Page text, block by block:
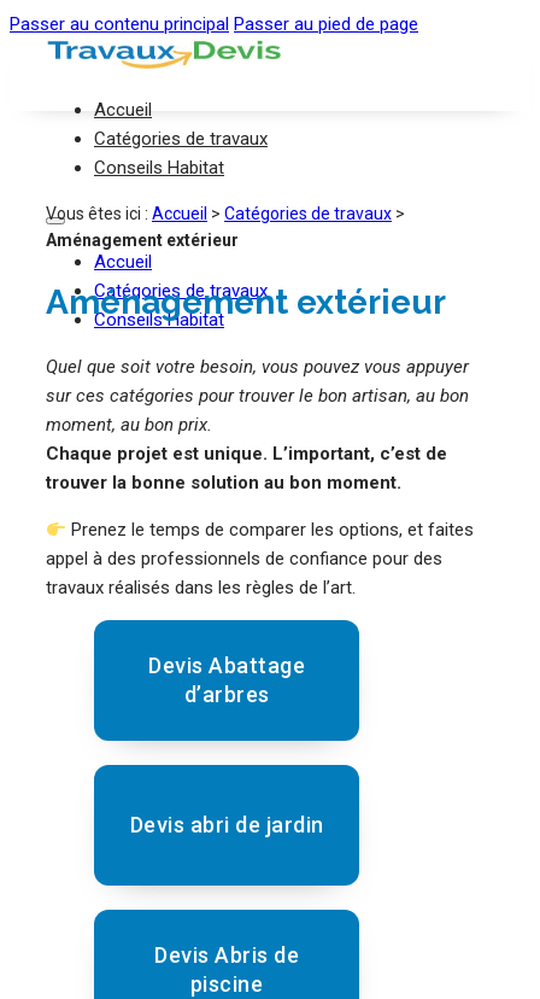
Passer au contenu principal Passer au pied de page
Accueil
Catégories de travaux
Conseils Habitat
Accueil
Catégories de travaux
Conseils Habitat
Vous êtes ici : Accueil > Catégories de travaux >
Aménagement extérieur
Aménagement extérieur
Quel que soit votre besoin, vous pouvez vous appuyer
sur ces catégories pour trouver le bon artisan, au bon
moment, au bon prix.
Chaque projet est unique. L’important, c’est de
trouver la bonne solution au bon moment.
Prenez le temps de comparer les options, et faites
appel à des professionnels de confiance pour des
travaux réalisés dans les règles de l’art.
Devis Abattage
d’arbres
Devis abri de jardin
Devis Abris de
piscine